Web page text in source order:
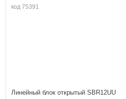
код 75391
Линейный блок открытый SBR12UU